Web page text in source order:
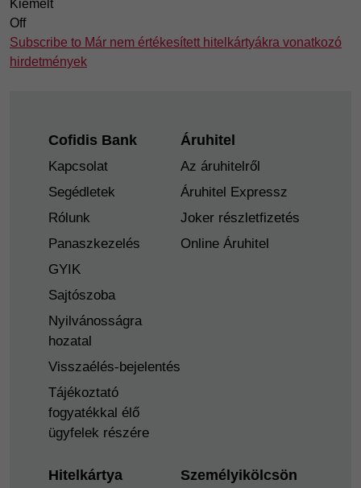
Kiemelt
Off
Subscribe to Már nem értékesített hitelkártyákra vonatkozó
hirdetmények
Footer
Cofidis Bank
Kapcsolat
Segédletek
Rólunk
Panaszkezelés
GYIK
Sajtószoba
Nyilvánosságra
hozatal
Visszaélés-bejelentés
Tájékoztató
fogyatékkal élő
ügyfelek részére
Áruhitel
Az áruhitelről
Áruhitel Expressz
Joker részletfizetés
Online Áruhitel
Hitelkártya
Személyikölcsön